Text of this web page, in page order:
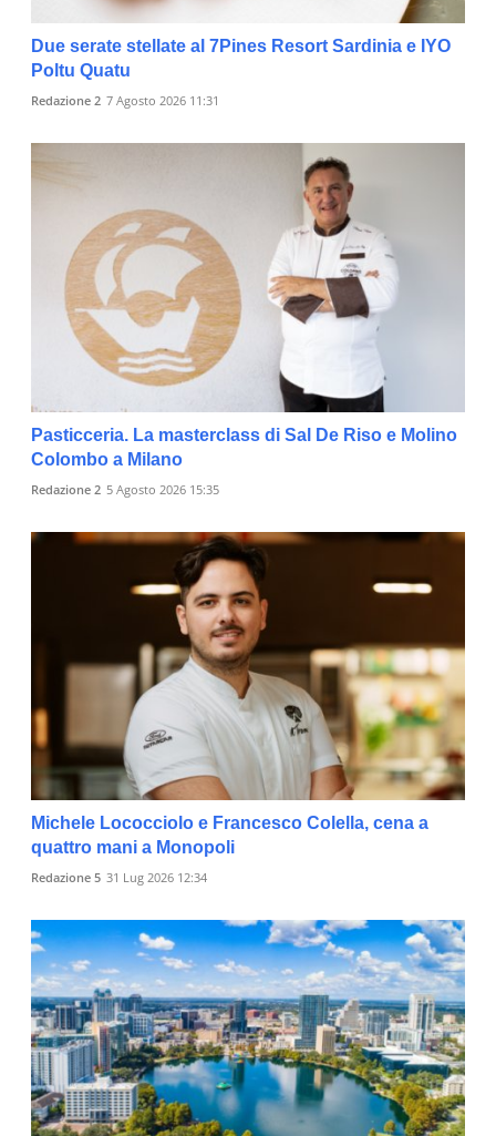
Due serate stellate al 7Pines Resort Sardinia e IYO
Poltu Quatu
Redazione 2 7 Agosto 2026 11:31
Pasticceria. La masterclass di Sal De Riso e Molino
Colombo a Milano
Redazione 2 5 Agosto 2026 15:35
Michele Lococciolo e Francesco Colella, cena a
quattro mani a Monopoli
Redazione 5 31 Lug 2026 12:34